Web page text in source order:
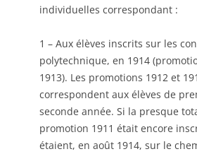
individuelles correspondant :
1 – Aux élèves inscrits sur les
polytechnique, en 1914
1913). Les promotions 1912 et
correspondent aux élèves de
seconde année. Si la presque
promotion 1911 était encore
étaient, en août 1914, sur le